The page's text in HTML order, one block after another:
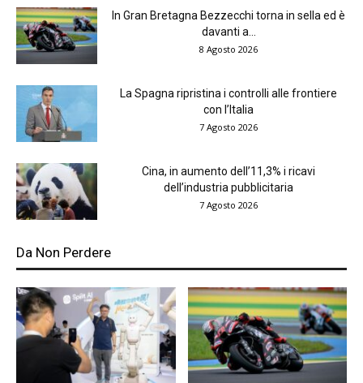
In Gran Bretagna Bezzecchi torna in sella ed è
davanti a...
8 Agosto 2026
La Spagna ripristina i controlli alle frontiere
con l’Italia
7 Agosto 2026
Cina, in aumento dell’11,3% i ricavi
dell’industria pubblicitaria
7 Agosto 2026
Da Non Perdere